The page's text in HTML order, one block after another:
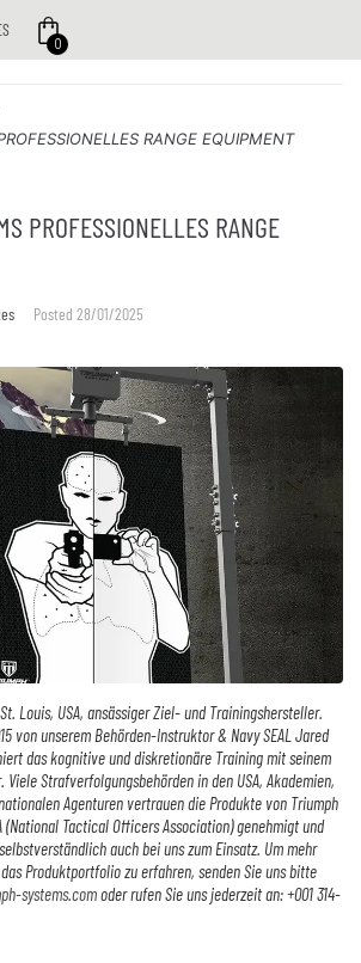
0
RANGE EQUIPMENT
PROFESSIONELLES RANGE
Posted 28/01/2025
Louis, USA, ansässiger Ziel- und Trainingshersteller.
von unserem Behörden-Instruktor & Navy SEAL Jared
das kognitive und diskretionäre Training mit seinem
Strafverfolgungsbehörden in den USA, Akademien,
Agenturen vertrauen die Produkte von Triumph
(National Tactical Officers Association) genehmigt und
auch bei uns zum Einsatz. Um mehr
Produktportfolio zu erfahren, senden Sie uns bitte
systems.comoder rufen Sie uns jederzeit an: +001 314-